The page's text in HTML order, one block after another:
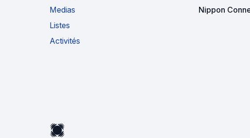
Medias
Listes
Activités
Nippon